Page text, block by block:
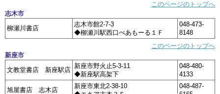
このページのトップへ
志木市
柳瀬川書店
志木市館2-7-3
◆柳瀬川駅西口ぺあもーる１Ｆ
048-473-
8148
このページのトップへ
新座市
文教堂書店 新座駅店
新座市野火止5-3-11
◆新座駅高架下
048-480-
4133
旭屋書店 志木店
新座市東北2-38-10
048-487-